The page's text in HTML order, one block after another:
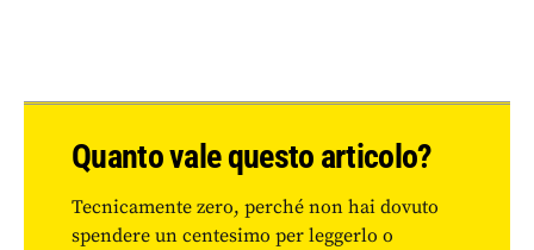
Quanto vale questo articolo?
Tecnicamente zero, perché non hai dovuto
spendere un centesimo per leggerlo o